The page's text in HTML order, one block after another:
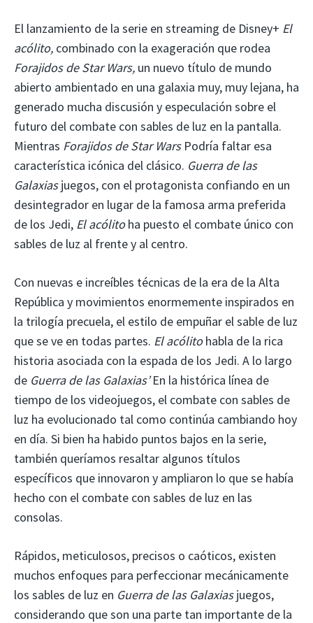
El lanzamiento de la serie en streaming de Disney+ El
acólito, combinado con la exageración que rodea
Forajidos de Star Wars, un nuevo título de mundo
abierto ambientado en una galaxia muy, muy lejana, ha
generado mucha discusión y especulación sobre el
futuro del combate con sables de luz en la pantalla.
Mientras Forajidos de Star Wars Podría faltar esa
característica icónica del clásico. Guerra de las
Galaxiasjuegos, con el protagonista confiando en un
desintegrador en lugar de la famosa arma preferida
de los Jedi, El acólitoha puesto el combate único con
sables de luz al frente y al centro.
Con nuevas e increíbles técnicas de la era de la Alta
República y movimientos enormemente inspirados en
la trilogía precuela, el estilo de empuñar el sable de luz
que se ve en todas partes. El acólitohabla de la rica
historia asociada con la espada de los Jedi. A lo largo
de Guerra de las Galaxias’En la histórica línea de
tiempo de los videojuegos, el combate con sables de
luz ha evolucionado tal como continúa cambiando hoy
en día. Si bien ha habido puntos bajos en la serie,
también queríamos resaltar algunos títulos
específicos que innovaron y ampliaron lo que se había
hecho con el combate con sables de luz en las
consolas.
Rápidos, meticulosos, precisos o caóticos, existen
muchos enfoques para perfeccionar mecánicamente
los sables de luz en Guerra de las Galaxiasjuegos,
considerando que son una parte tan importante de la